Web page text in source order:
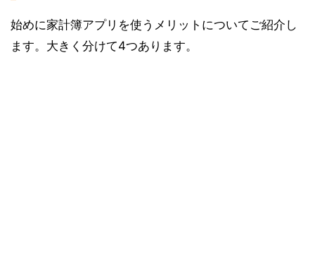
始めに家計簿アプリを使うメリットについてご紹介し
ます。大きく分けて4つあります。